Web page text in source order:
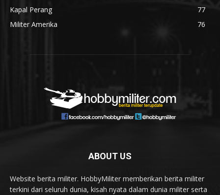
Kapal Perang
77
Militer Amerika
76
ABOUT US
Website berita militer. HobbyMiliter memberikan berita militer
terkini dari seluruh dunia, kisah nyata dalam dunia militer serta